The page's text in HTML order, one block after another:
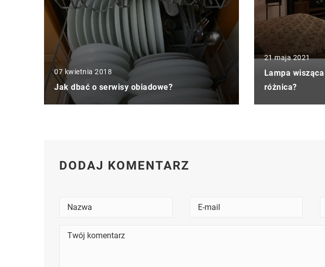
07 kwietnia 2018
Jak dbać o serwisy obiadowe?
21 maja 2021
Lampa
różnica?
DODAJ KOMENTARZ